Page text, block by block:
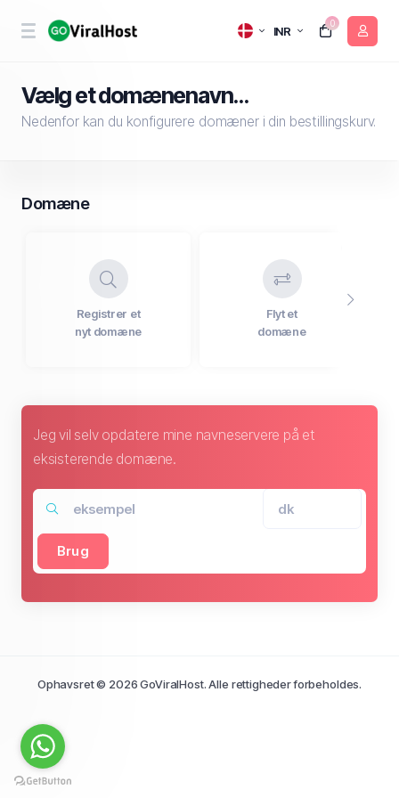
INR
0
Vælg et domænenavn…
Nedenfor kan du konfigurere domæner i din bestillingskurv.
Domæne
Registrer et
nyt domæne
Flyt et
domæne
Jeg vil selv opdatere mine navneservere på et
eksisterende domæne.
Brug
Ophavsret © 2026 GoViralHost. Alle rettigheder forbeholdes.